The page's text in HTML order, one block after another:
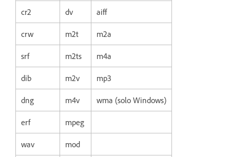
cr2 dv aiff
crw m2t m2a
srf m2ts m4a
dib m2v mp3
dng m4v wma (solo Windows)
erf mpeg
wav mod